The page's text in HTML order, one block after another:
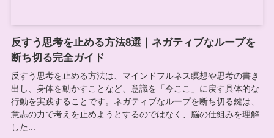
反すう思考を止める方法8選｜ネガティブなループを
断ち切る完全ガイド
反すう思考を止める方法は、マインドフルネス瞑想や思考の書き
出し、身体を動かすことなど、意識を「今ここ」に戻す具体的な
行動を実践することです。ネガティブなループを断ち切る鍵は、
意志の力で考えを止めようとするのではなく、脳の仕組みを理解
した...